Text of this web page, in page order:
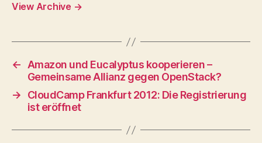
View Archive →
←
Amazon und Eucalyptus kooperieren –
Gemeinsame Allianz gegen OpenStack?
→
CloudCamp Frankfurt 2012: Die Registrierung
ist eröffnet